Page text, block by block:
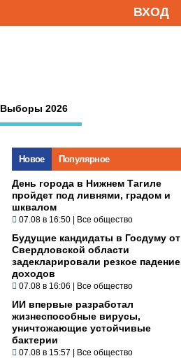
ВХОД
Выборы 2026
Новое Популярное
День города в Нижнем Тагиле
пройдет под ливнями, градом и
шквалом
07.08 в 16:50 | Все общество
Будущие кандидаты в Госдуму от
Свердловской области
задекларировали резкое падение
доходов
07.08 в 16:06 | Все общество
ИИ впервые разработал
жизнеспособные вирусы,
уничтожающие устойчивые
бактерии
07.08 в 15:57 | Все общество